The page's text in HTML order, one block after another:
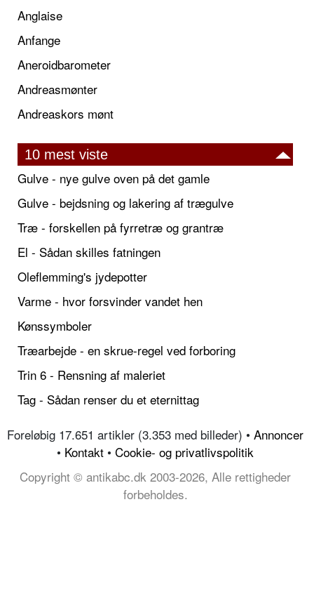
Anglaise
Anfange
Aneroidbarometer
Andreasmønter
Andreaskors mønt
10 mest viste
Gulve - nye gulve oven på det gamle
Gulve - bejdsning og lakering af trægulve
Træ - forskellen på fyrretræ og grantræ
El - Sådan skilles fatningen
Oleflemming's jydepotter
Varme - hvor forsvinder vandet hen
Kønssymboler
Træarbejde - en skrue-regel ved forboring
Trin 6 - Rensning af maleriet
Tag - Sådan renser du et eternittag
Foreløbig 17.651 artikler (3.353 med billeder) • Annoncer
• Kontakt • Cookie- og privatlivspolitik
Copyright © antikabc.dk 2003-2026, Alle rettigheder
forbeholdes.